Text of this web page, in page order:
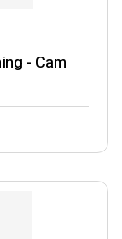
- Cam